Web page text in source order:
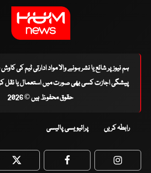
ہم نیوز پر شائع یا نشر ہونے والا مواد ادارتی ٹیم کی
پیشگی اجازت کسی بھی صورت میں استعمال یا نقل
حقوق محفوظ ہیں © 2026
رابطہ کریں پرائیویسی پالیسی
Twitter Facebook